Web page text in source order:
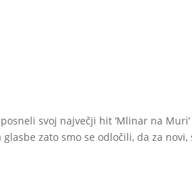
svoj največji hit ‘Mlinar na
zato smo se odločili, da za